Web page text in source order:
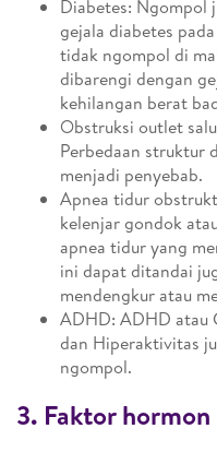
Diabetes: Ngompol
gejala diabetes
tidak ngompol di
dibarengi dengan
kehilangan berat
Obstruksi outlet
Perbedaan struktur
menjadi penyebab.
Apnea tidur
kelenjar gondok
apnea tidur yang
ini dapat ditandai
mendengkur atau
ADHD: ADHD atau
dan Hiperaktivitas
ngompol.
3. Faktor